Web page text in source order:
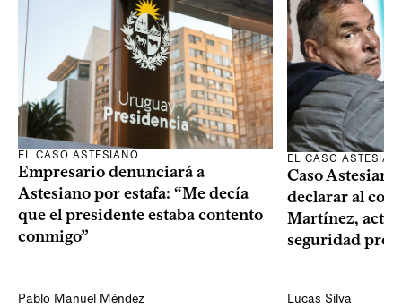
EL CASO ASTESIANO
Empresario denunciará a
Astesiano por estafa: “Me decía
que el presidente estaba contento
conmigo”
Pablo Manuel Méndez
EL CASO
Caso
declarar al
Martínez,
seguridad
Lucas Silva